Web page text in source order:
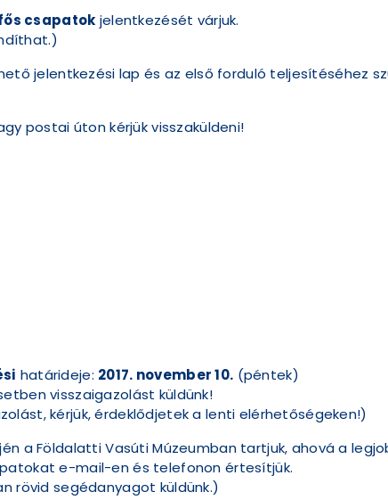
csapatok jelentkezését várjuk.
jelentkezési lap és az első forduló teljesítéséhez
postai úton kérjük visszaküldeni!
határideje: 2017. november 10. (péntek)
visszaigazolást küldünk!
kérjük, érdeklődjetek a lenti elérhetőségeken!)
a Földalatti Vasúti Múzeumban tartjuk, ahová a
e-mail-en és telefonon értesítjük.
rövid segédanyagot küldünk.)